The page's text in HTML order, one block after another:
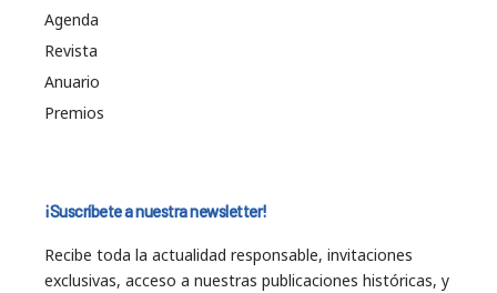
Agenda
Revista
Anuario
Premios
¡Suscríbete a nuestra newsletter!
Recibe toda la actualidad responsable, invitaciones
exclusivas, acceso a nuestras publicaciones históricas, y